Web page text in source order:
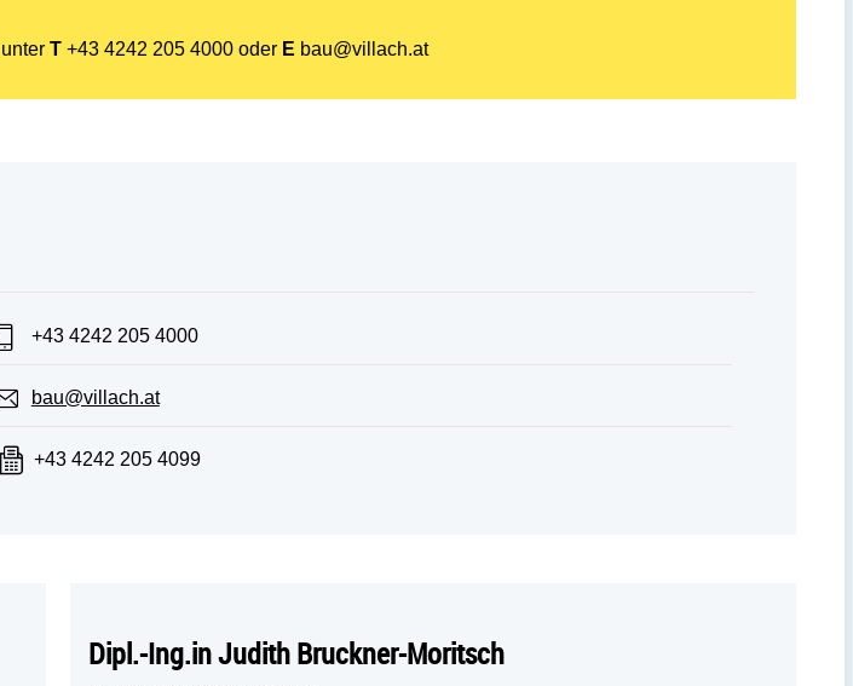
T +43 4242 205 4000 oder E bau@villach.at
Telefon:
+43 4242 205 4000
E-Mail:
bau@villach.at
Fax:
+43 4242 205 4099
Dipl.-Ing.in Judith Bruckner-Moritsch